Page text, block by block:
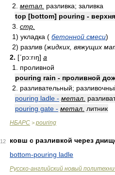
2. метал. разливка; заливка
top [bottom] pouring -
3. стр.
1) укладка ( бетонной смеси)
2) разлив (жидких, вяжущих
2. [ʹpɔ:rıŋ] a
1. проливной
pouring rain - проливной
2. разливательный;
pouring ladle - метал.
pouring gate - метал. литник
НБАРС > pouring
12
ковш с разливкой через
bottom-pouring ladle
Русско-английский новый